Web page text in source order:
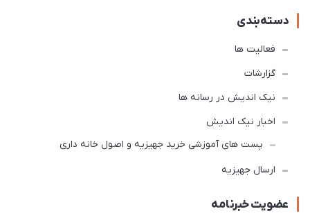
دسته‌بندی
فعالیت ها
گزارشات
نیک اندیش در رسانه ها
اخبار نیک اندیش
پست های آموزشی خرید جهیزیه و اصول خانه داری
ارسال جهیزیه
عضویت خبرنامه